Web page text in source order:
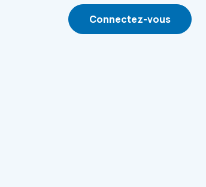
Connectez-vous